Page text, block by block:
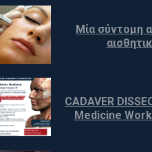
Μία σύντομη
CADAVER
Medicine